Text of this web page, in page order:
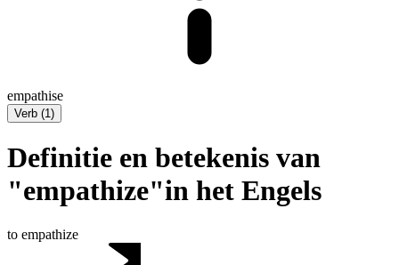
empathise
Verb (1)
Definitie en betekenis van
"empathize"in het Engels
to empathize